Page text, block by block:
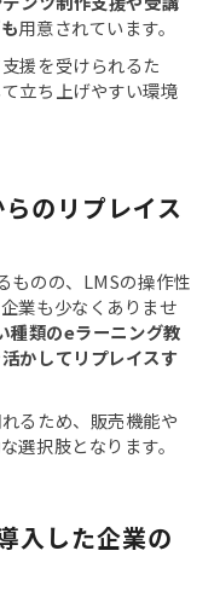
用意されています。
援を受けられるた
立ち上げやすい環境
のリプレイス
ものの、LMSの操作性
業も少なくありませ
種類のeラーニング教
かしてリプレイスす
るため、販売機能や
選択肢となります。
した企業の